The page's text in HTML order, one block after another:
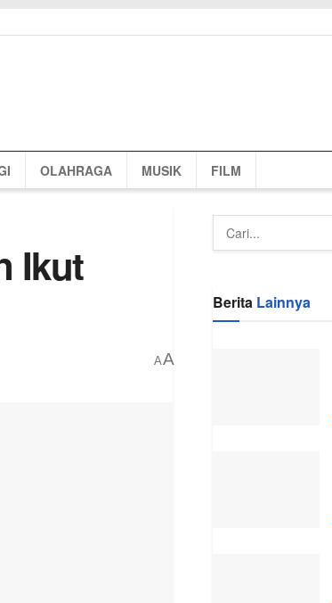
OLAHRAGA MUSIK FILM
Ikut
AA
Berita Lainnya